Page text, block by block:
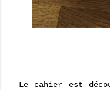
Le cahier est